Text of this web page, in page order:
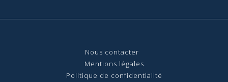
Nous contacter
Mentions légales
Politique de confidentialité